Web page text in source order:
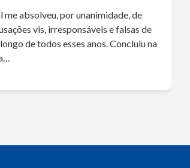
me absolveu, por unanimidade, de
vis, irresponsáveis e falsas de
de todos esses anos. Concluiu na